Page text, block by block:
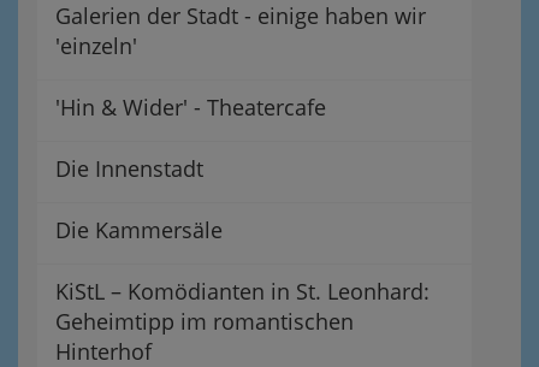
Galerien der Stadt - einige haben wir
'einzeln'
'Hin & Wider' - Theatercafe
Die Innenstadt
Die Kammersäle
KiStL – Komödianten in St. Leonhard:
Geheimtipp im romantischen
Hinterhof